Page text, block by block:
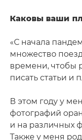
Каковы ваши
«С начала
множество
времени, чтобы
писать статьи и
В этом году у
фотографий
и на различных
Также у меня